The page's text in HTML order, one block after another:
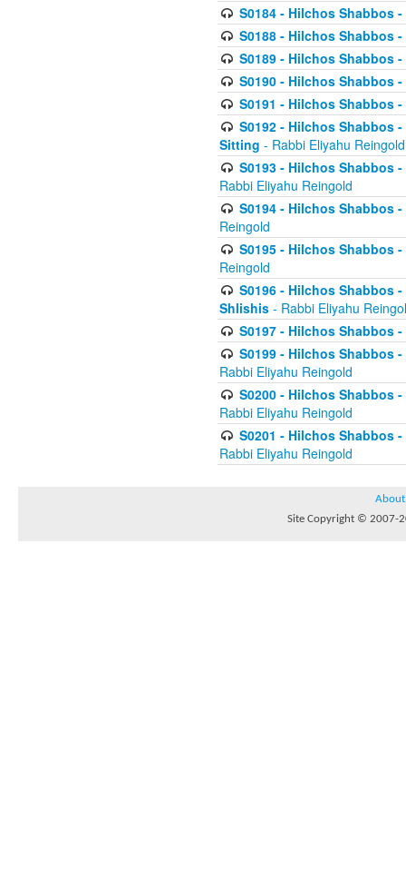
S0184 - Hilchos Shabbos
S0188 - Hilchos Shabbos
S0189 - Hilchos Shabbos
S0190 - Hilchos Shabbos
S0191 - Hilchos Shabbos
S0192 - Hilchos Shabbos
Sitting - Rabbi Eliyahu Reingold
S0193 - Hilchos Shabbos
Rabbi Eliyahu Reingold
S0194 - Hilchos Shabbos
Reingold
S0195 - Hilchos Shabbos
Reingold
S0196 - Hilchos Shabbos
Shlishis - Rabbi Eliyahu
S0197 - Hilchos Shabbos
S0199 - Hilchos Shabbos
Rabbi Eliyahu Reingold
S0200 - Hilchos Shabbos
Rabbi Eliyahu Reingold
S0201 - Hilchos Shabbos
Rabbi Eliyahu Reingold
About
Site Copyright © 2007-